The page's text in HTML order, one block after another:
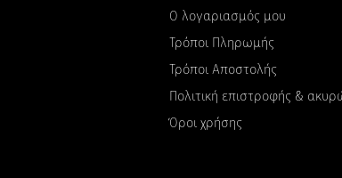
Ο λογαριασμός μου
Τρόποι Πληρωμής
Τρόποι Αποστολής
Πολιτική επιστροφής &
Όροι χρήσης